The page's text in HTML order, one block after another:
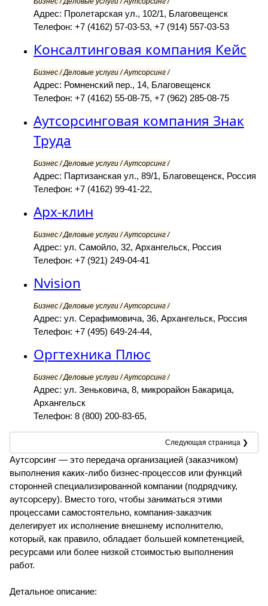
Адрес: Пролетарская ул., 102/1, Благовещенск
Телефон: +7 (4162) 57-03-53, +7 (914) 557-03-53
Консалтинговая компания Кейс
Бизнес / Деловые услуги / Аутсорсинг /
Адрес: Ромненский пер., 14, Благовещенск
Телефон: +7 (4162) 55-08-75, +7 (962) 285-08-75
Аутсорсинговая компания Знак
Труда
Бизнес / Деловые услуги / Аутсорсинг /
Адрес: Партизанская ул., 89/1, Благовещенск, Россия
Телефон: +7 (4162) 99-41-22,
Арх-клин
Бизнес / Деловые услуги / Аутсорсинг /
Адрес: ул. Самойло, 32, Архангельск, Россия
Телефон: +7 (921) 249-04-41
Nvision
Бизнес / Деловые услуги / Аутсорсинг /
Адрес: ул. Серафимовича, 36, Архангельск, Россия
Телефон: +7 (495) 649-24-44,
Оргтехника Плюс
Бизнес / Деловые услуги / Аутсорсинг /
Адрес: ул. Зеньковича, 8, микрорайон Бакарица,
Архангельск
Телефон: 8 (800) 200-83-65,
Следующая страница ❯
Аутсорсинг — это передача организацией (заказчиком)
выполнения каких-либо бизнес-процессов или функций
сторонней специализированной компании (подрядчику,
аутсорсеру). Вместо того, чтобы заниматься этими
процессами самостоятельно, компания-заказчик
делегирует их исполнение внешнему исполнителю,
который, как правило, обладает большей компетенцией,
ресурсами или более низкой стоимостью выполнения
работ.
Детальное описание: